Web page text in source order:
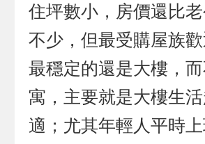
住坪數小，房價還比
不少，但最受購屋族
最穩定的還是大樓，
寓，主要就是大樓生
適；尤其年輕人平時